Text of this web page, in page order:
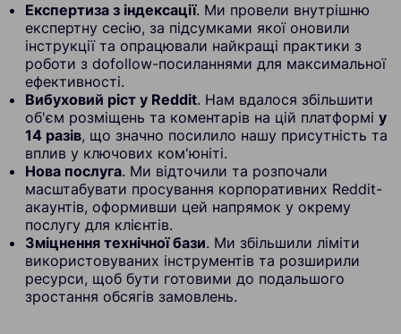
Експертиза з індексації. Ми провели внутрішню
експертну сесію, за підсумками якої оновили
інструкції та опрацювали найкращі практики з
роботи з dofollow-посиланнями для максимальної
ефективності.
Вибуховий ріст у Reddit. Нам вдалося збільшити
об'єм розміщень та коментарів на цій платформі у
14 разів, що значно посилило нашу присутність та
вплив у ключових ком'юніті.
Нова послуга. Ми відточили та розпочали
масштабувати просування корпоративних Reddit-
акаунтів, оформивши цей напрямок у окрему
послугу для клієнтів.
Зміцнення технічної бази. Ми збільшили ліміти
використовуваних інструментів та розширили
ресурси, щоб бути готовими до подальшого
зростання обсягів замовлень.